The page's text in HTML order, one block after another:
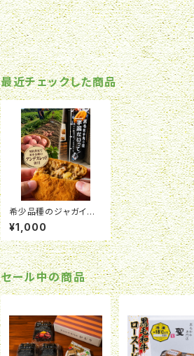
最近チェックした商品
希少品種のジャガイモ
とたっぷり黒毛和牛（神
戸牛入り）のプライムコ
ロッケ4個入り
¥1,000
セール中の商品